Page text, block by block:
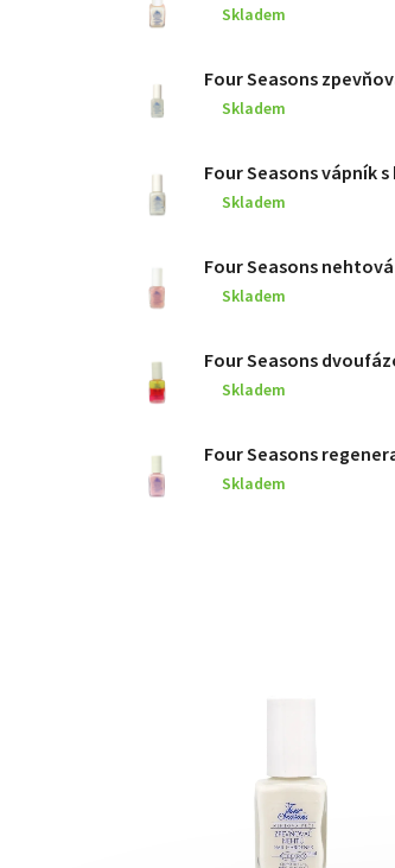
Skladem
Four Seasons
Skladem
Four Seasons vápník
Skladem
Four Seasons
Skladem
Four Seasons
Skladem
Four Seasons
Skladem